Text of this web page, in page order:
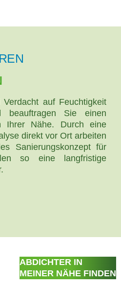
auf Feuchtigkeit
beauftragen Sie einen
Ihrer Nähe. Durch eine
direkt vor Ort arbeiten
Sanierungskonzept für
so eine langfristige
ABDICHTER IN
MEINER NÄHE FINDEN